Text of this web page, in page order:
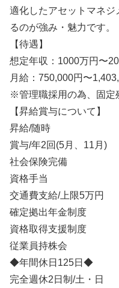
適化したアセットマネジ
るのが強み・魅力です。
【待遇】
想定年収：1000万円〜
月給：750,000円〜
※管理職採用の為、固定
【昇給賞与について】
昇給/随時
賞与/年2回(5月、11月)
社会保険完備
資格手当
交通費支給/上限5万円
確定拠出年金制度
資格取得支援制度
従業員持株会
◆年間休日125日◆
完全週休2日制/土・日